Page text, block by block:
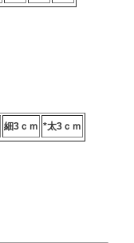
細3ｃｍ *太3ｃｍ